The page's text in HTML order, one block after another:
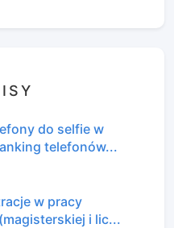
do selfie w
telefonów...
w pracy
i lic...